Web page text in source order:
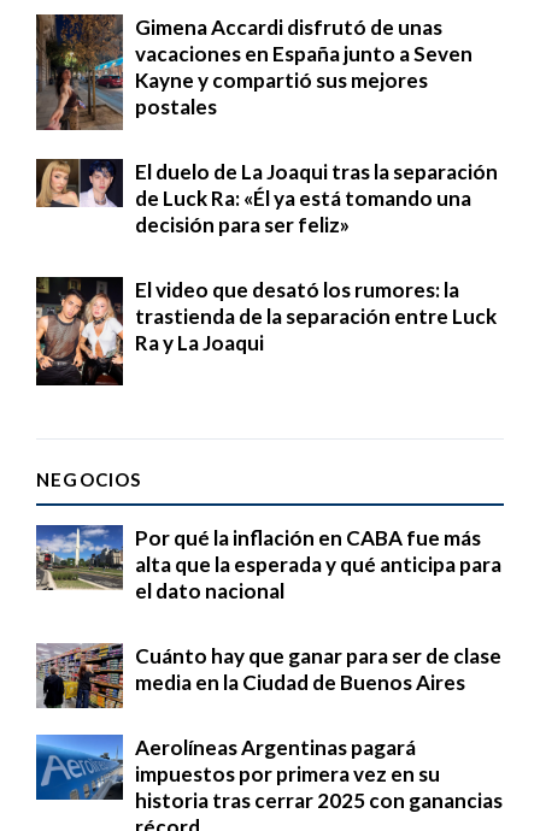
Gimena Accardi disfrutó de unas
vacaciones en España junto a Seven
Kayne y compartió sus mejores
postales
El duelo de La Joaqui tras la separación
de Luck Ra: «Él ya está tomando una
decisión para ser feliz»
El video que desató los rumores: la
trastienda de la separación entre Luck
Ra y La Joaqui
NEGOCIOS
Por qué la inflación en CABA fue más
alta que la esperada y qué anticipa para
el dato nacional
Cuánto hay que ganar para ser de clase
media en la Ciudad de Buenos Aires
Aerolíneas Argentinas pagará
impuestos por primera vez en su
historia tras cerrar 2025 con ganancias